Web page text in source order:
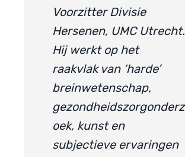
Voorzitter Divisie
Hersenen, UMC Utrecht.
Hij werkt op het
raakvlak van ‘harde’
breinwetenschap,
gezondheidszorgonderz
oek, kunst en
subjectieve ervaringen